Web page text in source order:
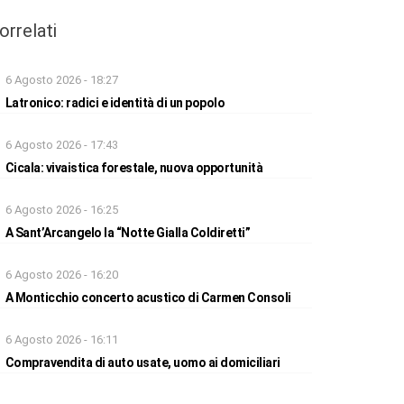
6 Agosto 2026 - 18:27
Latronico: radici e identità di un popolo
6 Agosto 2026 - 17:43
Cicala: vivaistica forestale, nuova opportunità
6 Agosto 2026 - 16:25
A Sant’Arcangelo la “Notte Gialla Coldiretti”
6 Agosto 2026 - 16:20
A Monticchio concerto acustico di Carmen Consoli
6 Agosto 2026 - 16:11
Compravendita di auto usate, uomo ai domiciliari